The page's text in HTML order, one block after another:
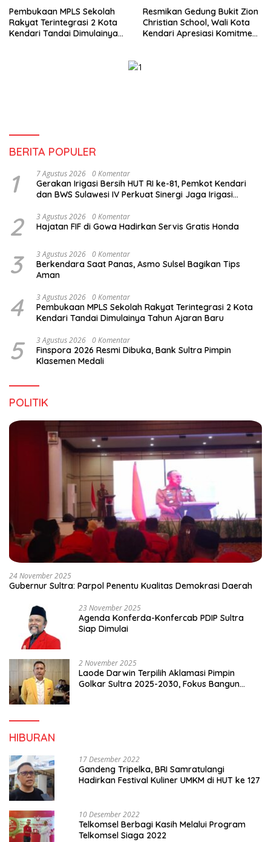
Pembukaan MPLS Sekolah
Rakyat Terintegrasi 2 Kota
Kendari Tandai Dimulainya
Resmikan Gedung Bukit Zion
Christian School, Wali Kota
Kendari Apresiasi Komitmen
BERITA POPULER
1 7 Agustus 2026 0 Komentar
Gerakan Irigasi Bersih HUT RI ke-81, Pemkot Kendari
dan BWS Sulawesi IV Perkuat Sinergi Jaga Irigasi
2 3 Agustus 2026 0 Komentar
Hajatan FIF di Gowa Hadirkan Servis Gratis Honda
3 3 Agustus 2026 0 Komentar
Berkendara Saat Panas, Asmo Sulsel Bagikan Tips
Aman
4 3 Agustus 2026 0 Komentar
Pembukaan MPLS Sekolah Rakyat Terintegrasi 2 Kota
Kendari Tandai Dimulainya Tahun Ajaran Baru
5 3 Agustus 2026 0 Komentar
Finspora 2026 Resmi Dibuka, Bank Sultra Pimpin
Klasemen Medali
POLITIK
24 November 2025
Gubernur Sultra: Parpol Penentu Kualitas Demokrasi Daerah
23 November 2025
Agenda Konferda-Konfercab PDIP Sultra
Siap Dimulai
2 November 2025
Laode Darwin Terpilih Aklamasi Pimpin
Golkar Sultra 2025-2030, Fokus Bangun
HIBURAN
17 Desember 2022
Gandeng Tripelka, BRI Samratulangi
Hadirkan Festival Kuliner UMKM di HUT ke 127
10 Desember 2022
Telkomsel Berbagi Kasih Melalui Program
Telkomsel Siaga 2022